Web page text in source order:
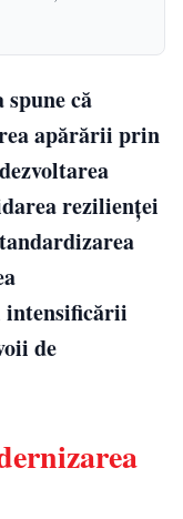
că
apărării prin
rezilienței
de